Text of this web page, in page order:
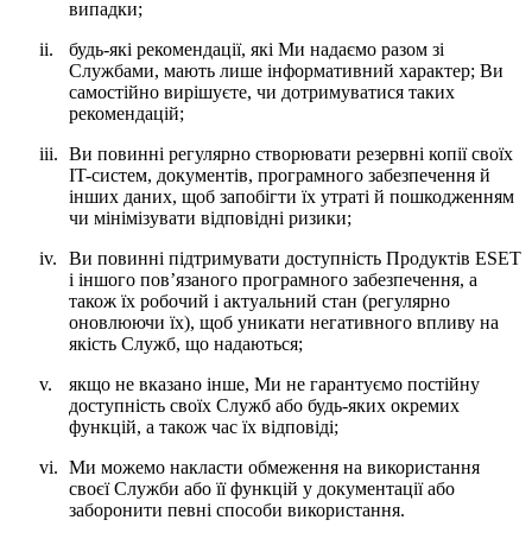
випадки;
ii.
будь-які рекомендації, які Ми надаємо разом зі
Службами, мають лише інформативний характер; Ви
самостійно вирішуєте, чи дотримуватися таких
рекомендацій;
iii. Ви повинні регулярно створювати резервні копії своїх
IT-систем, документів, програмного забезпечення й
інших даних, щоб запобігти їх утраті й пошкодженням
чи мінімізувати відповідні ризики;
iv.
Ви повинні підтримувати доступність Продуктів ESET
і іншого пов’язаного програмного забезпечення, а
також їх робочий і актуальний стан (регулярно
оновлюючи їх), щоб уникати негативного впливу на
якість Служб, що надаються;
v.
якщо не вказано інше, Ми не гарантуємо постійну
доступність своїх Служб або будь-яких окремих
функцій, а також час їх відповіді;
vi. Ми можемо накласти обмеження на використання
своєї Служби або її функцій у документації або
заборонити певні способи використання.